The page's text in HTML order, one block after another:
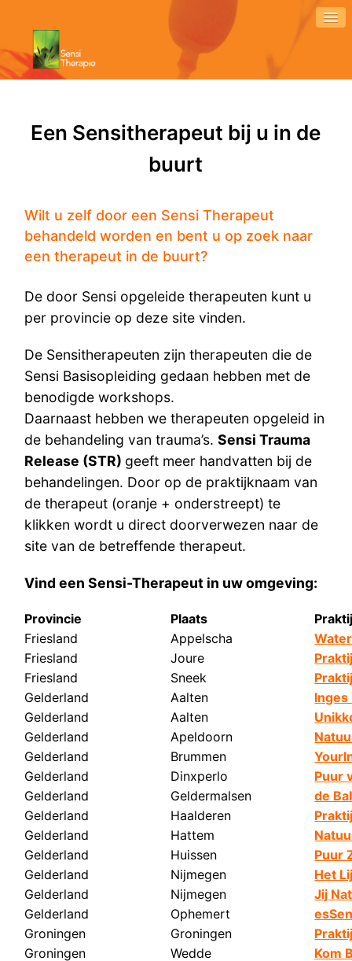
Een Sensitherapeut bij u in de
buurt
Wilt u zelf door een Sensi Therapeut
behandeld worden en bent u op zoek naar
een therapeut in de buurt?
De door Sensi opgeleide therapeuten kunt u
per provincie op deze site vinden.
De Sensitherapeuten zijn therapeuten die de
Sensi Basisopleiding gedaan hebben met de
benodigde workshops.
Daarnaast hebben we therapeuten opgeleid in
de behandeling van trauma’s.Sensi Trauma
Release (STR) geeft meer handvatten bij de
behandelingen. Door op de praktijknaam van
de therapeut (oranje + onderstreept) te
klikken wordt u direct doorverwezen naar de
site van de betreffende therapeut.
Vind een Sensi-Therapeut in uw omgeving:
Provincie Plaats
Friesland
Appelscha
Friesland
Friesland
Joure
Sneek
Gelderland
Gelderland
Aalten
Aalten
Inges
Gelderland
Apeldoorn
Gelderland
Gelderland
Brummen
Dinxperlo
Puur
Gelderland
Geldermalsen
de
Gelderland
Haalderen
Gelderland
Hattem
Gelderland
Huissen
Puur
Gelderland
Gelderland
Gelderland
Groningen
Nijmegen
Nijmegen
Ophemert
Groningen
Het
Jij
Groningen
Wedde
Kom